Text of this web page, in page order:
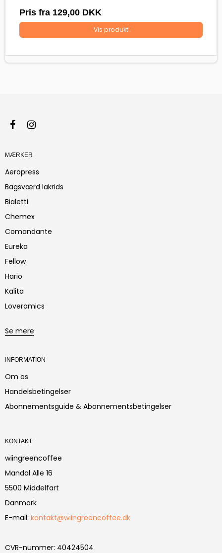
Pris fra 129,00 DKK
Vis produkt
MÆRKER
Aeropress
Bagsværd lakrids
Bialetti
Chemex
Comandante
Eureka
Fellow
Hario
Kalita
Loveramics
Se mere
INFORMATION
Om os
Handelsbetingelser
Abonnementsguide & Abonnementsbetingelser
KONTAKT
wiingreencoffee
Mandal Alle 16
5500 Middelfart
Danmark
E-mail: kontakt@wiingreencoffee.dk
CVR-nummer: 40424504